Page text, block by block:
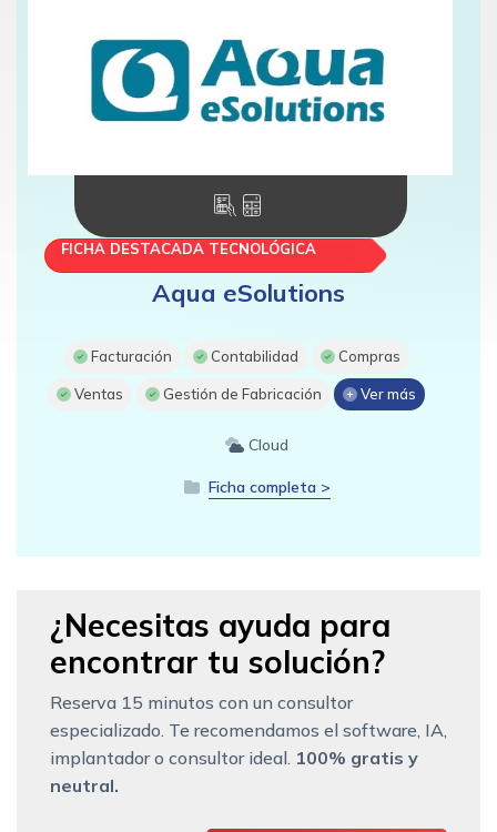
FICHA DESTACADA TECNOLÓGICA
Aqua eSolutions
Facturación Contabilidad Compras
Ventas Gestión de Fabricación Ver más
Cloud
Ficha completa >
¿Necesitas ayuda para
encontrar tu solución?
Reserva 15 minutos con un consultor
especializado. Te recomendamos el software, IA,
implantador o consultor ideal. 100% gratis y
neutral.